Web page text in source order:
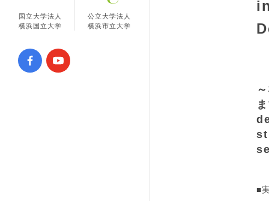
国立大学法人
横浜国立大学
公立大学法人
横浜市立大学
■